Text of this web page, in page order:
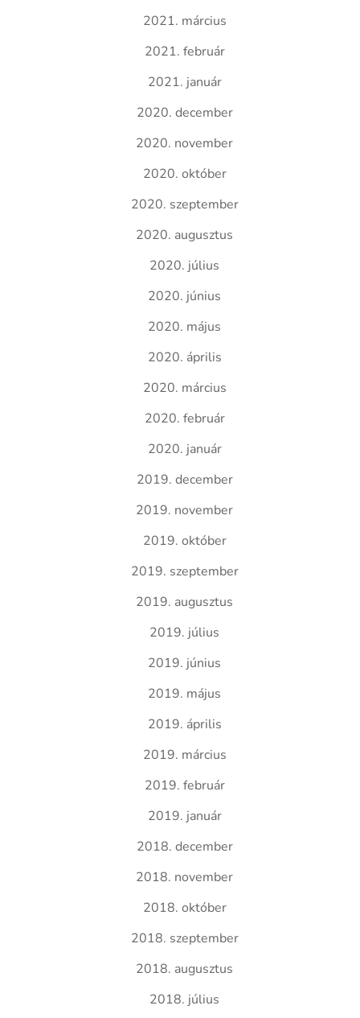
2021. március
2021. február
2021. január
2020. december
2020. november
2020. október
2020. szeptember
2020. augusztus
2020. július
2020. június
2020. május
2020. április
2020. március
2020. február
2020. január
2019. december
2019. november
2019. október
2019. szeptember
2019. augusztus
2019. július
2019. június
2019. május
2019. április
2019. március
2019. február
2019. január
2018. december
2018. november
2018. október
2018. szeptember
2018. augusztus
2018. július